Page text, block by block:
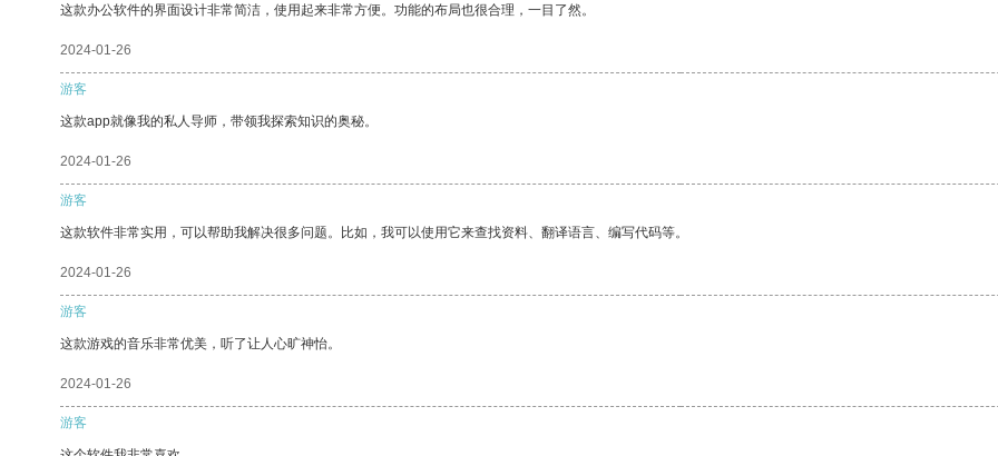
这款办公软件的界面设计非常简洁，使用起来非常方便。功能的布局也很合理，一目了然。
2024-01-26
游客
这款app就像我的私人导师，带领我探索知识的奥秘。
2024-01-26
游客
这款软件非常实用，可以帮助我解决很多问题。比如，我可以使用它来查找资料、翻译语言、编写代码等。
2024-01-26
游客
这款游戏的音乐非常优美，听了让人心旷神怡。
2024-01-26
游客